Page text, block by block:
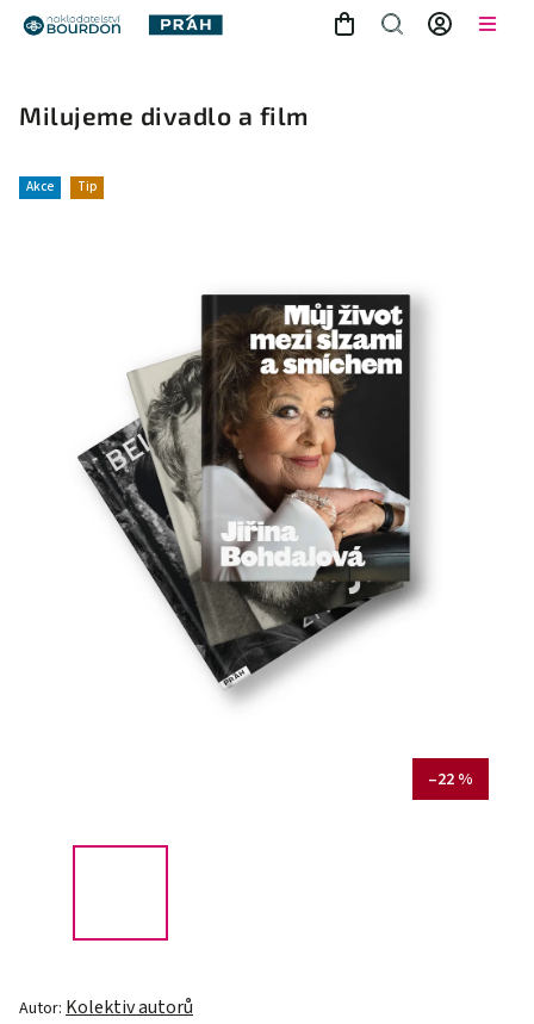
Milujeme divadlo a film
Akce Tip
–22 %
Autor: Kolektiv autorů